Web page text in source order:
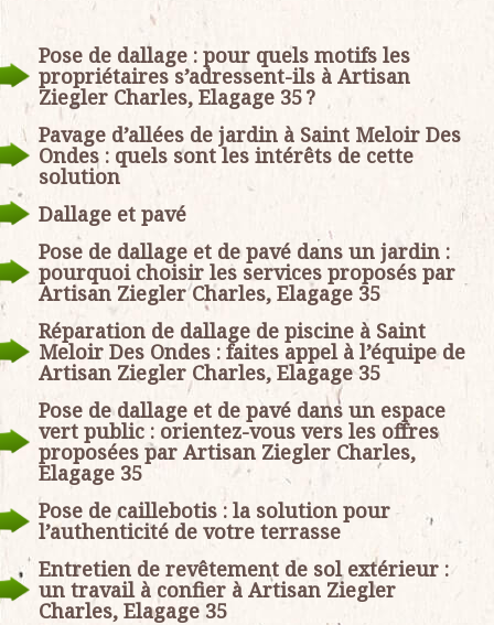
Pose de dallage : pour quels motifs les
propriétaires s’adressent-ils à Artisan
Ziegler Charles, Elagage 35 ?
Pavage d’allées de jardin à Saint Meloir Des
Ondes : quels sont les intérêts de cette
solution
Dallage et pavé
Pose de dallage et de pavé dans un jardin :
pourquoi choisir les services proposés par
Artisan Ziegler Charles, Elagage 35
Réparation de dallage de piscine à Saint
Meloir Des Ondes : faites appel à l’équipe de
Artisan Ziegler Charles, Elagage 35
Pose de dallage et de pavé dans un espace
vert public : orientez-vous vers les offres
proposées par Artisan Ziegler Charles,
Elagage 35
Pose de caillebotis : la solution pour
l’authenticité de votre terrasse
Entretien de revêtement de sol extérieur :
un travail à confier à Artisan Ziegler
Charles, Elagage 35